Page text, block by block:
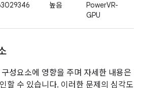
높음
PowerVR-
GPU
성요소에 영향을 주며 자세한 내용은
할 수 있습니다. 이러한 문제의 심각도